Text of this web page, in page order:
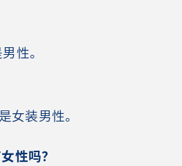
性。
女装男性。
性吗？